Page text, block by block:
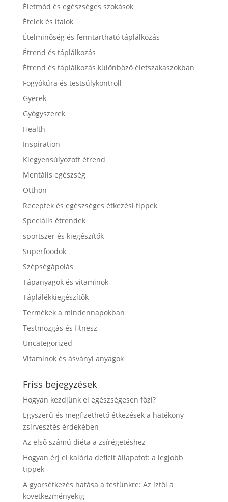
Életmód és egészséges szokások
Ételek és italok
Ételminőség és fenntartható táplálkozás
Étrend és táplálkozás
Étrend és táplálkozás különböző életszakaszokban
Fogyókúra és testsúlykontroll
Gyerek
Gyógyszerek
Health
Inspiration
Kiegyensúlyozott étrend
Mentális egészség
Otthon
Receptek és egészséges étkezési tippek
Speciális étrendek
sportszer és kiegészítők
Superfoodok
Szépségápolás
Tápanyagok és vitaminok
Táplálékkiegészítők
Termékek a mindennapokban
Testmozgás és fitnesz
Uncategorized
Vitaminok és ásványi anyagok
Friss bejegyzések
Hogyan kezdjünk el egészségesen főzi?
Egyszerű és megfizethető étkezések a hatékony
zsírvesztés érdekében
Az első számú diéta a zsírégetéshez
Hogyan érj el kalória deficit állapotot: a legjobb
tippek
A gyorsétkezés hatása a testünkre: Az íztől a
következményekig